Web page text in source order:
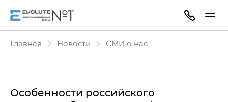
Главная Новости СМИ о нас
Особенности российского